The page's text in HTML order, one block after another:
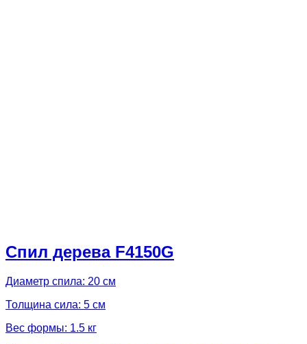
Спил дерева F4150G
Диаметр спила: 20 см
Толщина сила: 5 см
Вес формы: 1.5 кг